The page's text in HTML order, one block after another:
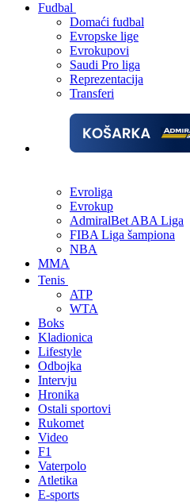
Fudbal
Domaći fudbal
Evropske lige
Evrokupovi
Saudi Pro liga
Reprezentacija
Transferi
Evroliga
Evrokup
AdmiralBet ABA Liga
FIBA Liga šampiona
NBA
MMA
Tenis
ATP
WTA
Boks
Kladionica
Lifestyle
Odbojka
Intervju
Hronika
Ostali sportovi
Rukomet
Video
F1
Vaterpolo
Atletika
E-sports